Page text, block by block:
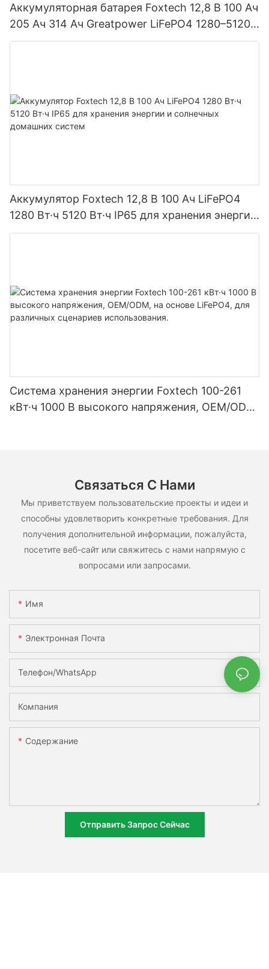
Аккумуляторная батарея Foxtech 12,8 В 100 Ач
205 Ач 314 Ач Greatpower LiFePO4 1280–5120
Вт·ч IP65
Аккумулятор Foxtech 12,8 В 100 Ач LiFePO4
1280 Вт·ч 5120 Вт·ч IP65 для хранения энергии
и солнечных домашних систем
Система хранения энергии Foxtech 100-261
кВт·ч 1000 В высокого напряжения, OEM/ODM,
Связаться С Нами
Мы приветствуем пользовательские проекты и идеи и
способны удовлетворить конкретные требования. Для
получения дополнительной информации, пожалуйста,
посетите веб-сайт или свяжитесь с нами напрямую с
вопросами или запросами.
Имя
Электронная Почта
Телефон/WhatsApp
Компания
Содержание
Отправить Запрос Сейчас